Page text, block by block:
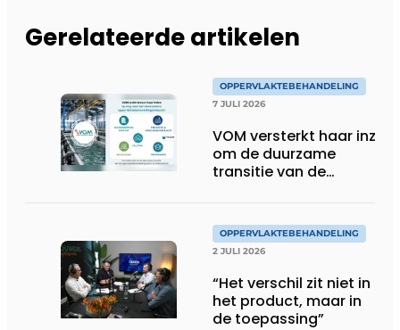
Gerelateerde artikelen
OPPERVLAKTEBEHANDELING
7 JULI 2026
VOM versterkt haar inzet
om de duurzame
transitie van de
OPPERVLAKTEBEHANDELING
2 JULI 2026
“Het verschil zit niet in
het product, maar in
de toepassing”